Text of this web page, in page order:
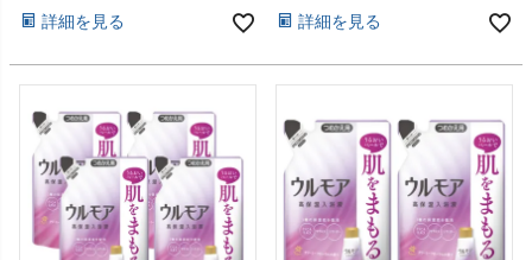
詳細を見る
(6062404-set6)
詳細を見る